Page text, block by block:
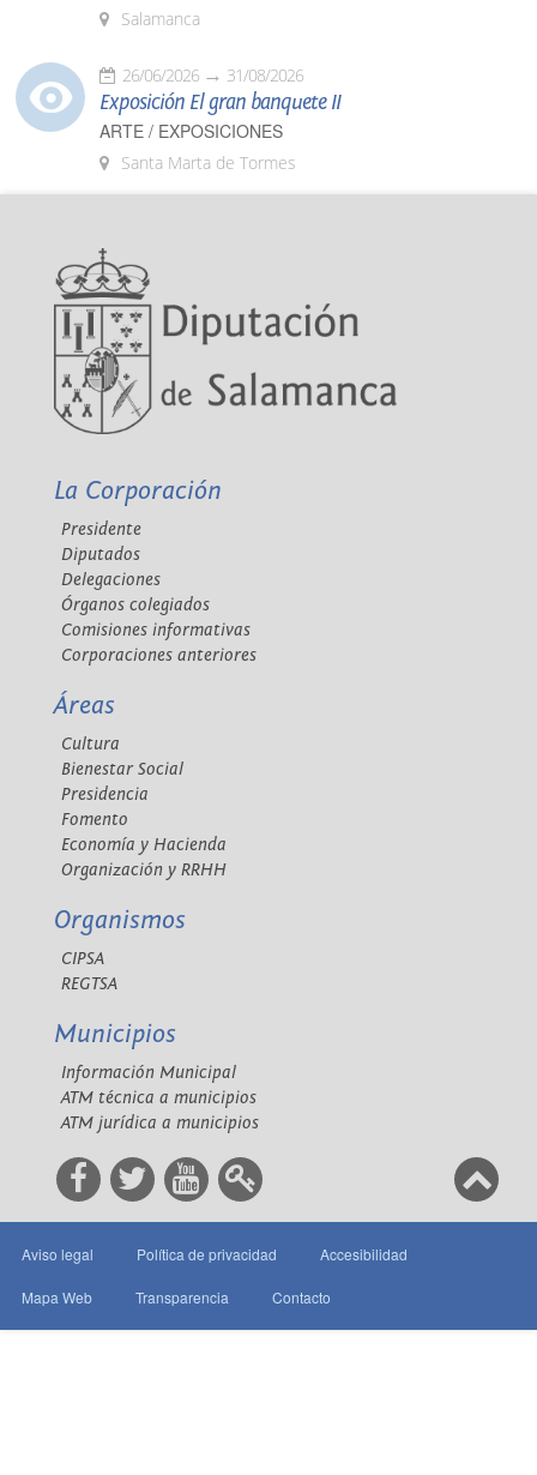
Salamanca
26/06/2026 31/08/2026
Exposición El gran banquete II
ARTE / EXPOSICIONES
Santa Marta de Tormes
La Corporación
Presidente
Diputados
Delegaciones
Órganos colegiados
Comisiones informativas
Corporaciones anteriores
Áreas
Cultura
Bienestar Social
Presidencia
Fomento
Economía y Hacienda
Organización y RRHH
Organismos
CIPSA
REGTSA
Municipios
Información Municipal
ATM técnica a municipios
ATM jurídica a municipios
Aviso legal Política de privacidad Accesibilidad
Mapa Web Transparencia Contacto